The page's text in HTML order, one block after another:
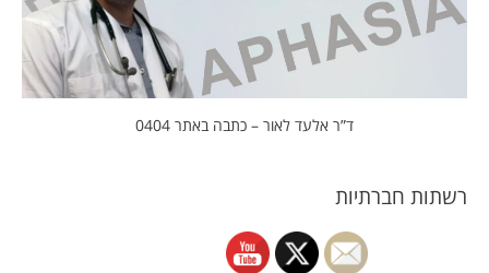
ד”ר אלעד לאור – כתבה באתר 0404
רשתות חברתיות